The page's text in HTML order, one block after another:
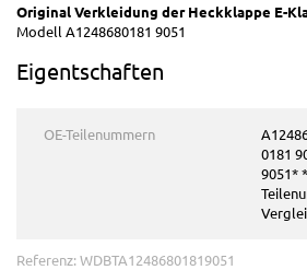
Original Verkleidung der Heckklappe E-
Modell A1248680181 9051
Eigentschaften
OE-Teilenummern
0181
9051*
Referenz: WDBTA12486801819051